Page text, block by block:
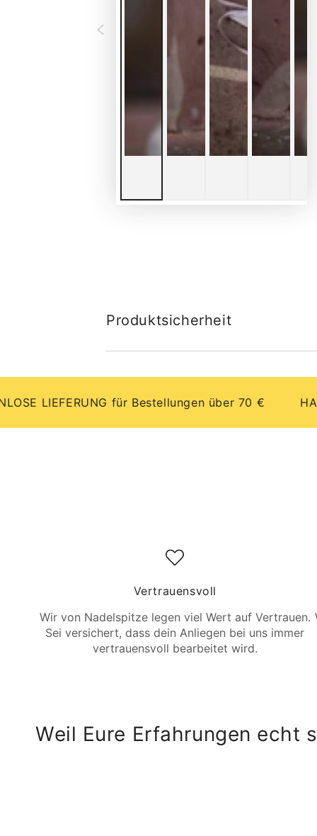
Produktsicherheit
LIEFERUNG für Bestellungen über 70 €
Vertrauensvoll
Wir von Nadelspitze legen viel Wert auf Vertrauen.
Sei versichert, dass dein Anliegen bei uns immer
vertrauensvoll bearbeitet wird.
Weil Eure Erfahrungen echt